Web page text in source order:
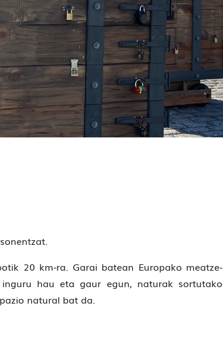
20 km-ra. Garai batean Europako meatze-
hau eta gaur egun, naturak sortutako
natural bat da.